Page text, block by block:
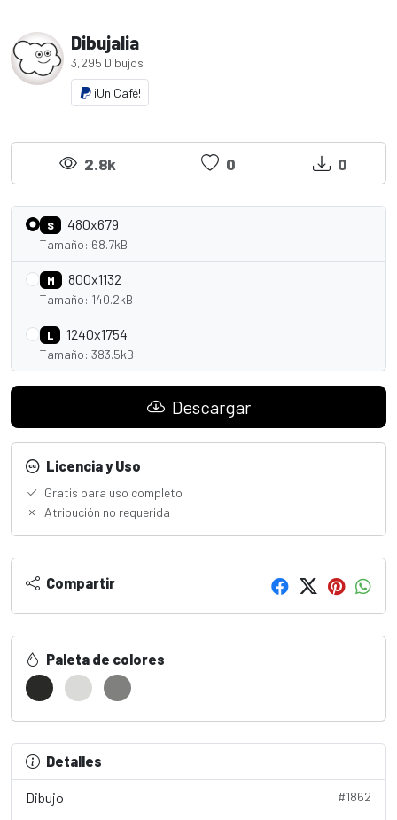
Dibujalia
3,295 Dibujos
¡Un Café!
2.8k 0 0
S 480x679
Tamaño: 68.7kB
M 800x1132
Tamaño: 140.2kB
L 1240x1754
Tamaño: 383.5kB
Descargar
Licencia y Uso
Gratis para uso completo
Atribución no requerida
Compartir
Paleta de colores
Detalles
Dibujo #1862